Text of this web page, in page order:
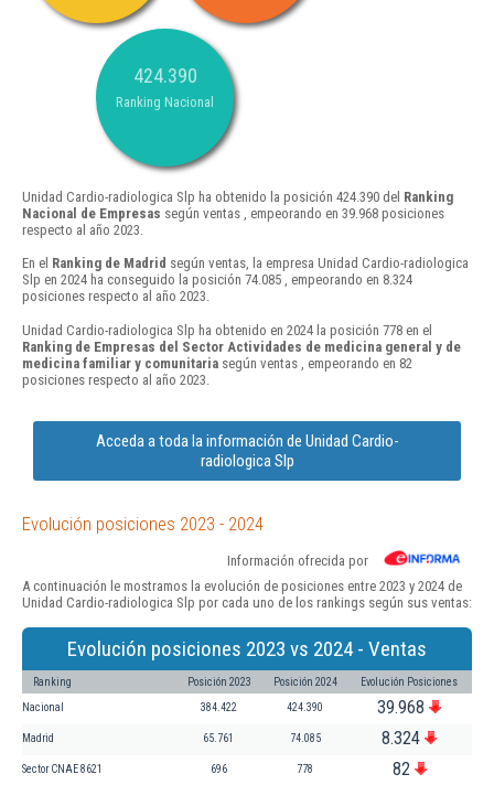
424.390
Ranking Nacional
Unidad Cardio-radiologica Slp ha obtenido la posición 424.390 del Ranking
Nacional de Empresas según ventas , empeorando en 39.968 posiciones
respecto al año 2023.
En el Ranking de Madrid según ventas, la empresa Unidad Cardio-radiologica
Slp en 2024 ha conseguido la posición 74.085 , empeorando en 8.324
posiciones respecto al año 2023.
Unidad Cardio-radiologica Slp ha obtenido en 2024 la posición 778 en el
Ranking de Empresas del Sector Actividades de medicina general y de
medicina familiar y comunitaria según ventas , empeorando en 82
posiciones respecto al año 2023.
Acceda a toda la información de Unidad Cardio-
radiologica Slp
Evolución posiciones 2023 - 2024
Información ofrecida por
A continuación le mostramos la evolución de posiciones entre 2023 y 2024 de
Unidad Cardio-radiologica Slp por cada uno de los rankings según sus ventas:
Evolución posiciones 2023 vs 2024 - Ventas
Ranking Posición 2023 Posición 2024 Evolución Posiciones
Nacional 384.422 424.390 39.968
Madrid 65.761 74.085 8.324
Sector CNAE 8621 696 778 82